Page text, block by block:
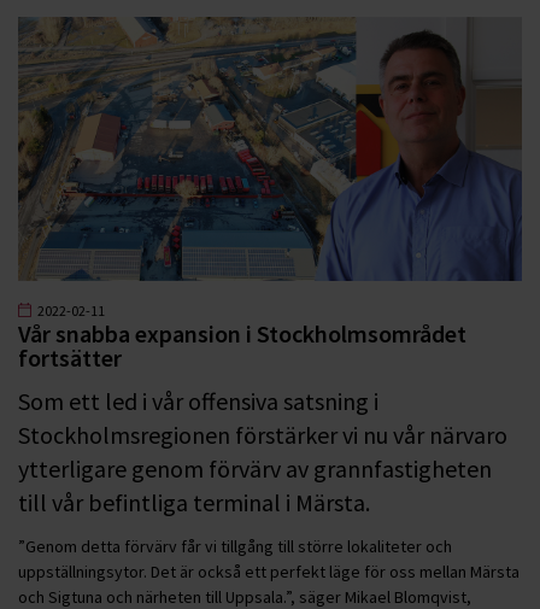
2022-02-11
Vår snabba expansion i Stockholmsområdet
fortsätter
Som ett led i vår offensiva satsning i
Stockholmsregionen förstärker vi nu vår närvaro
ytterligare genom förvärv av grannfastigheten
till vår befintliga terminal i Märsta.
”Genom detta förvärv får vi tillgång till större lokaliteter och
uppställningsytor. Det är också ett perfekt läge för oss mellan Märsta
och Sigtuna och närheten till Uppsala.”, säger Mikael Blomqvist,